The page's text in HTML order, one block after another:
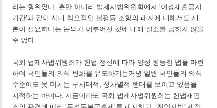
리는 행위였다. 뿐만 아니라 법제사법위원회에서 '여성재혼금지
기간'과 같이 시대 착오적인 불평등 조항의 폐지에 대해서도 재
론이 필요하다는 논의가 이루어진 것에 대해 실소를 금하지 않을
수 없다.
국회 법제사법위원회가 헌법 정신에 따라 양성 평등한 법을 마련
하여 국민들의 의식 변화를 유도하기는커녕 일반 국민들의 의식
수준에도 못 미치는 구시대적, 성차별적 행태를 보이고 있음을
지적하는 바이다. 지금이라도 국회 법제사법위원회는 헌법재판